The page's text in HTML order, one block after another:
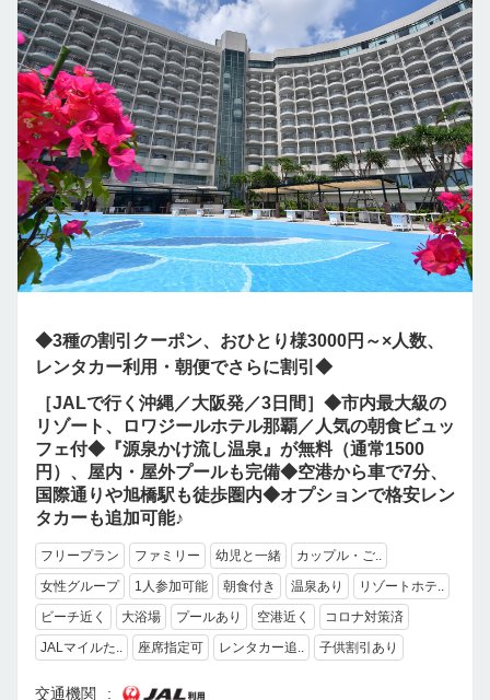
◆3種の割引クーポン、おひとり様3000円～×人数、
レンタカー利用・朝便でさらに割引◆
［JALで行く沖縄／大阪発／3日間］◆市内最大級の
リゾート、ロワジールホテル那覇／人気の朝食ビュッ
フェ付◆『源泉かけ流し温泉』が無料（通常1500
円）、屋内・屋外プールも完備◆空港から車で7分、
国際通りや旭橋駅も徒歩圏内◆オプションで格安レン
タカーも追加可能♪
フリープラン ファミリー 幼児と一緒
カップル・ご..
女性グループ
1人参加可能 朝食付き 温泉あり
リゾートホテ..
ビーチ近く
大浴場 プールあり 空港近く
コロナ対策済
JALマイルた..
座席指定可 レンタカー追.. 子供割引あり
交通機関